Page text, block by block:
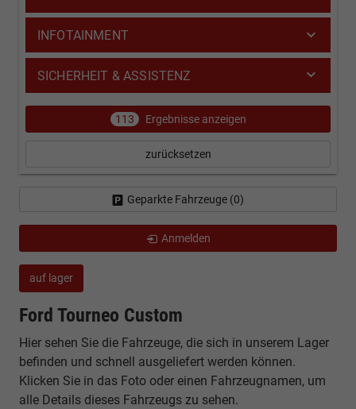
auf lager
Ford Tourneo Custom
Hier sehen Sie die Fahrzeuge, die sich in unserem Lager
befinden und schnell ausgeliefert werden können.
Klicken Sie in das Foto oder einen Fahrzeugnamen, um
alle Details dieses Fahrzeugs zu sehen.
INFOTAINMENT
SICHERHEIT & ASSISTENZ
113 Ergebnisse anzeigen
zurücksetzen
Geparkte Fahrzeuge (0)
Anmelden